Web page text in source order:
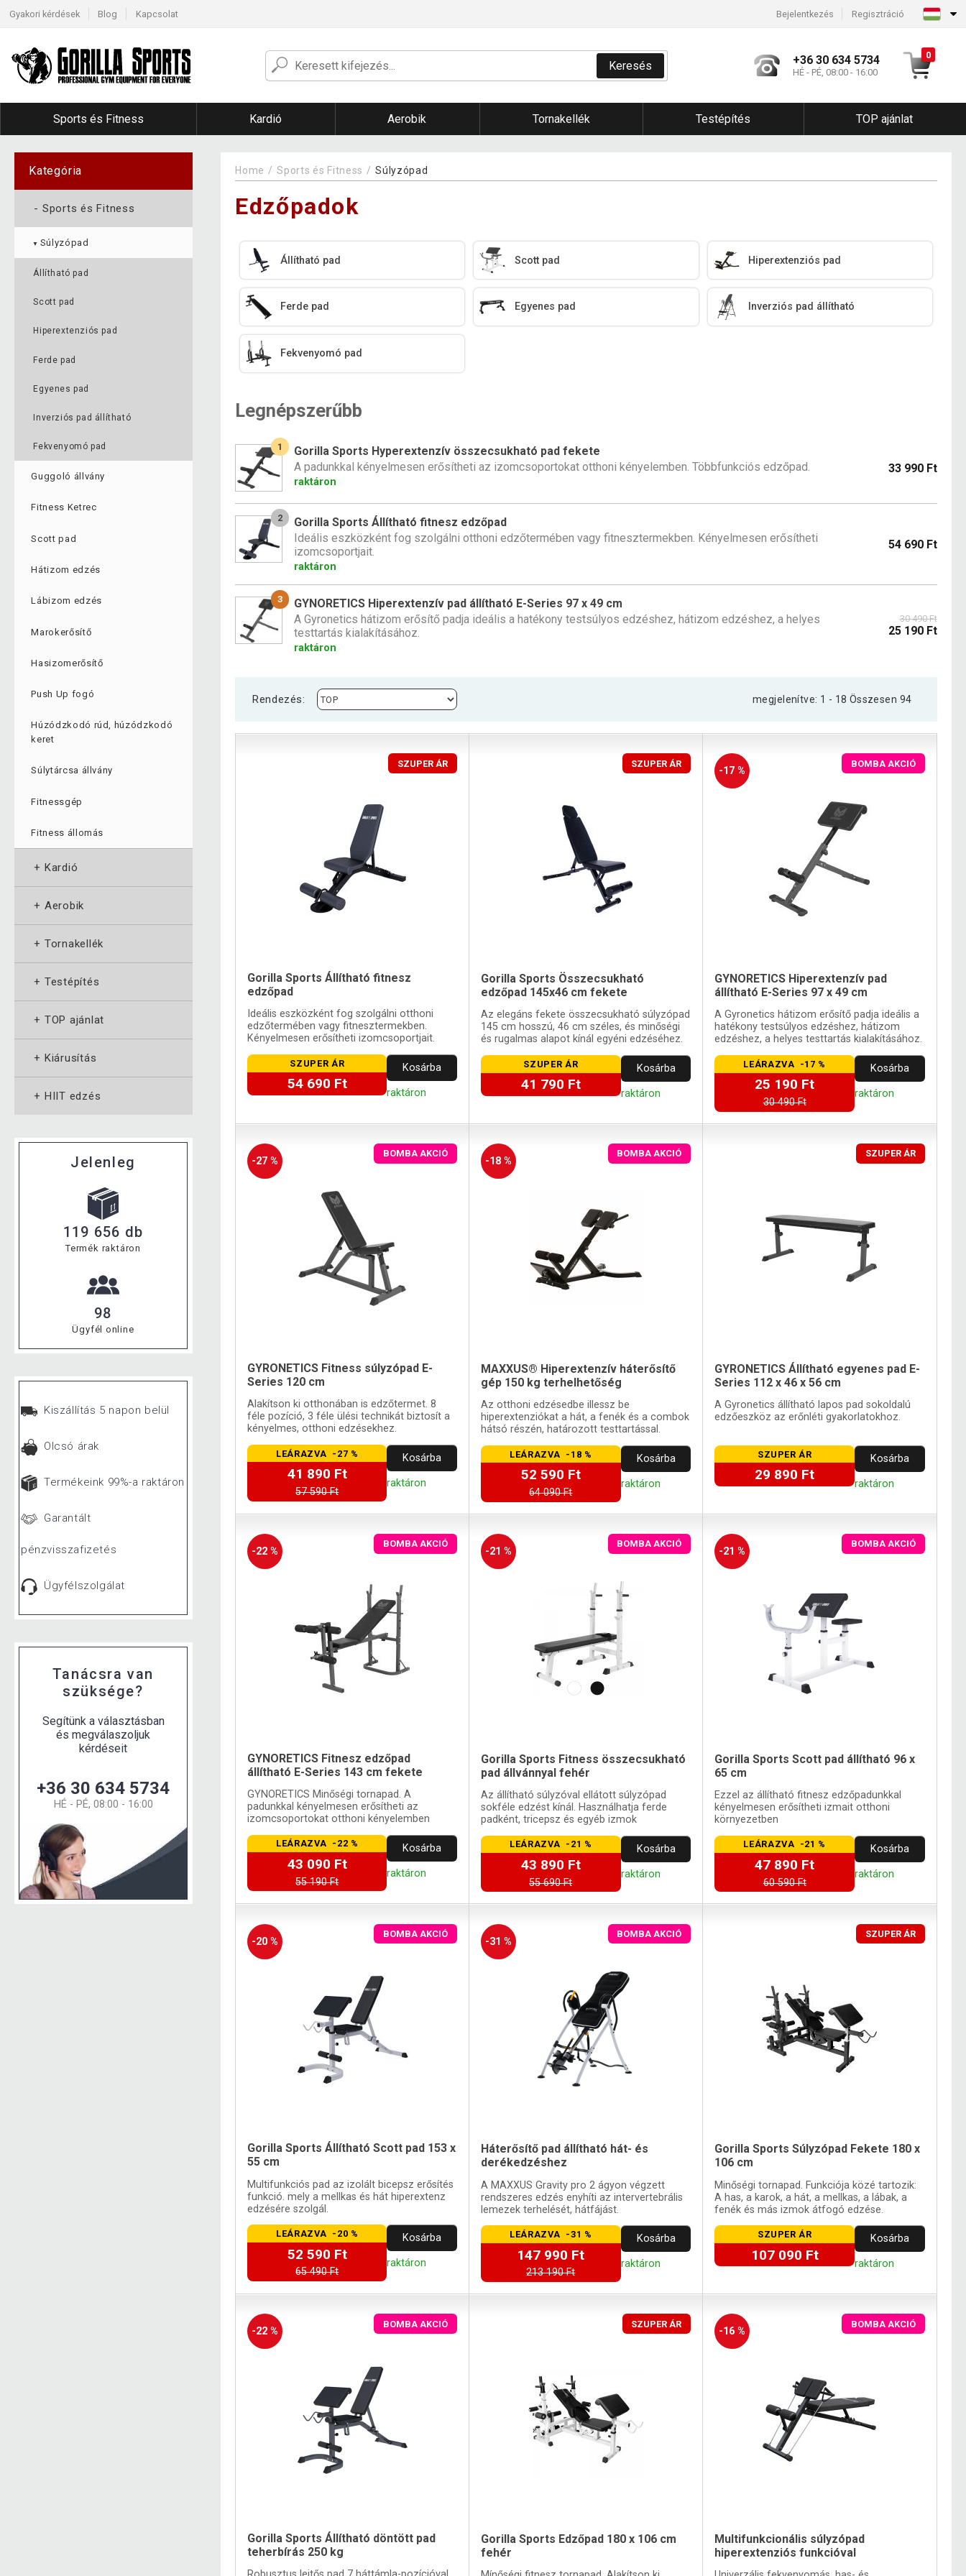
Gyakori kérdések Blog Kapcsolat Bejelentkezés Regisztráció
Keresés +36 30 634 5734
HÉ - PÉ, 08:00 - 16:00
0
Sports és Fitness Kardió Aerobik Tornakellék Testépítés TOP ajánlat
Kategória
- Sports és Fitness
▼ Súlyzópad
Állítható pad
Scott pad
Hiperextenziós pad
Ferde pad
Egyenes pad
Inverziós pad állítható
Fekvenyomó pad
Guggoló állvány
Fitness Ketrec
Scott pad
Hátizom edzés
Lábizom edzés
Marokerősítő
Hasizomerősítő
Push Up fogó
Húzódzkodó rúd, húzódzkodó
keret
Súlytárcsa állvány
Fitnessgép
Fitness állomás
+ Kardió
+ Aerobik
+ Tornakellék
+ Testépítés
+ TOP ajánlat
+ Kiárusítás
+ HIIT edzés
Jelenleg
119 656 db
Termék raktáron
98
Ügyfél online
Kiszállítás 5 napon belül
Olcsó árak
Termékeink 99%-a raktáron
Garantált
pénzvisszafizetés
Ügyfélszolgálat
Tanácsra van
szüksége?
Segítünk a választásban
és megválaszoljuk
kérdéseit
+36 30 634 5734
HÉ - PÉ, 08:00 - 16:00
Home Sports és Fitness Súlyzópad
Edzőpadok
Állítható pad Scott pad Hiperextenziós pad
Ferde pad Egyenes pad Inverziós pad állítható
Fekvenyomó pad
Legnépszerűbb
1
Gorilla Sports Hyperextenzív összecsukható pad fekete
A padunkkal kényelmesen erősítheti az izomcsoportokat otthoni kényelemben. Többfunkciós edzőpad.
raktáron
33 990 Ft
2
Gorilla Sports Állítható fitnesz edzőpad
Ideális eszközként fog szolgálni otthoni edzőtermében vagy fitnesztermekben. Kényelmesen erősítheti
izomcsoportjait.
raktáron
54 690 Ft
3
GYNORETICS Hiperextenzív pad állítható E-Series 97 x 49 cm
A Gyronetics hátizom erősítő padja ideális a hatékony testsúlyos edzéshez, hátizom edzéshez, a helyes
testtartás kialakításához.
raktáron
30 490 Ft
25 190 Ft
Rendezés: megjelenítve: 1 - 18 Összesen 94
SZUPER ÁR
Gorilla Sports Állítható fitnesz
edzőpad
Ideális eszközként fog szolgálni otthoni
edzőtermében vagy fitnesztermekben.
Kényelmesen erősítheti izomcsoportjait.
SZUPER ÁR
54 690 Ft
Kosárba
raktáron
SZUPER ÁR
Gorilla Sports Összecsukható
edzőpad 145x46 cm fekete
Az elegáns fekete összecsukható súlyzópad
145 cm hosszú, 46 cm széles, és minőségi
és rugalmas alapot kínál egyéni edzéséhez.
SZUPER ÁR
41 790 Ft
Kosárba
raktáron
-17 %
BOMBA AKCIÓ
GYNORETICS Hiperextenzív pad
állítható E-Series 97 x 49 cm
A Gyronetics hátizom erősítő padja ideális a
hatékony testsúlyos edzéshez, hátizom
edzéshez, a helyes testtartás kialakításához.
LEÁRAZVA -17 %
25 190 Ft
30 490 Ft
Kosárba
raktáron
-27 %
BOMBA AKCIÓ
GYRONETICS Fitness súlyzópad E-
Series 120 cm
Alakítson ki otthonában is edzőtermet. 8
féle pozíció, 3 féle ülési technikát biztosít a
kényelmes, otthoni edzésekhez.
LEÁRAZVA -27 %
41 890 Ft
57 590 Ft
Kosárba
raktáron
-18 %
BOMBA AKCIÓ
MAXXUS® Hiperextenzív háterősítő
gép 150 kg terhelhetőség
Az otthoni edzésedbe illessz be
hiperextenziókat a hát, a fenék és a combok
hátsó részén, határozott testtartással.
LEÁRAZVA -18 %
52 590 Ft
64 090 Ft
Kosárba
raktáron
SZUPER ÁR
GYRONETICS Állítható egyenes pad E-
Series 112 x 46 x 56 cm
A Gyronetics állítható lapos pad sokoldalú
edzőeszköz az erőnléti gyakorlatokhoz.
SZUPER ÁR
29 890 Ft
Kosárba
raktáron
-22 %
BOMBA AKCIÓ
GYNORETICS Fitnesz edzőpad
állítható E-Series 143 cm fekete
GYNORETICS Minőségi tornapad. A
padunkkal kényelmesen erősítheti az
izomcsoportokat otthoni kényelemben
LEÁRAZVA -22 %
43 090 Ft
55 190 Ft
Kosárba
raktáron
-21 %
BOMBA AKCIÓ
Gorilla Sports Fitness összecsukható
pad állvánnyal fehér
Az állítható súlyzóval ellátott súlyzópad
sokféle edzést kínál. Használhatja ferde
padként, tricepsz és egyéb izmok
LEÁRAZVA -21 %
43 890 Ft
55 690 Ft
Kosárba
raktáron
-21 %
BOMBA AKCIÓ
Gorilla Sports Scott pad állítható 96 x
65 cm
Ezzel az állítható fitnesz edzőpadunkkal
kényelmesen erősítheti izmait otthoni
környezetben
LEÁRAZVA -21 %
47 890 Ft
60 590 Ft
Kosárba
raktáron
-20 %
BOMBA AKCIÓ
Gorilla Sports Állítható Scott pad 153 x
55 cm
Multifunkciós pad az izolált bicepsz erősítés
funkció. mely a mellkas és hát hiperextenz
edzésére szolgál.
LEÁRAZVA -20 %
52 590 Ft
65 490 Ft
Kosárba
raktáron
-31 %
BOMBA AKCIÓ
Háterősítő pad állítható hát- és
derékedzéshez
A MAXXUS Gravity pro 2 ágyon végzett
rendszeres edzés enyhíti az intervertebrális
lemezek terhelését, hátfájást.
LEÁRAZVA -31 %
147 990 Ft
213 190 Ft
Kosárba
raktáron
SZUPER ÁR
Gorilla Sports Súlyzópad Fekete 180 x
106 cm
Minőségi tornapad. Funkciója közé tartozik:
A has, a karok, a hát, a mellkas, a lábak, a
fenék és más izmok átfogó edzése.
SZUPER ÁR
107 090 Ft
Kosárba
raktáron
-22 %
BOMBA AKCIÓ
Gorilla Sports Állítható döntött pad
teherbírás 250 kg
SZUPER ÁR
Gorilla Sports Edzőpad 180 x 106 cm
fehér
-16 %
BOMBA AKCIÓ
Multifunkcionális súlyzópad
hiperextenziós funkcióval